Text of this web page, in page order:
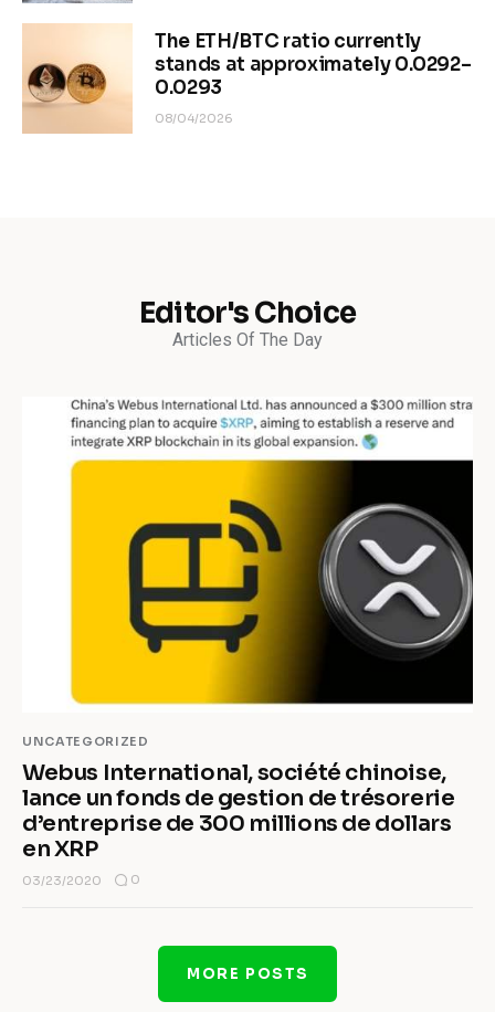
The ETH/BTC ratio currently
stands at approximately 0.0292–
0.0293
08/04/2026
Editor's Choice
Articles Of The Day
UNCATEGORIZED
Webus International, société chinoise,
lance un fonds de gestion de trésorerie
d’entreprise de 300 millions de dollars
en XRP
03/23/2020 0
MORE POSTS